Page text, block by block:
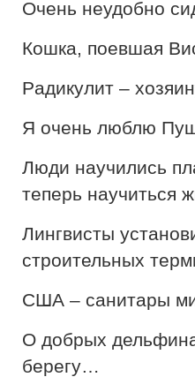
Очень неудобно
Кошка, поевшая
Paдикулит –
Я очень люблю
Люди научились
теперь научиться
Лингвисты
строительных
США – санитары
О добрых
берегу…